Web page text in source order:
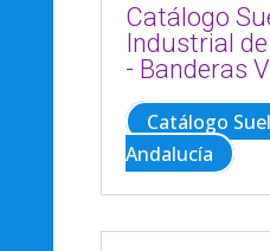
Catálogo
Industrial
- Banderas
Catálogo
Andalucía